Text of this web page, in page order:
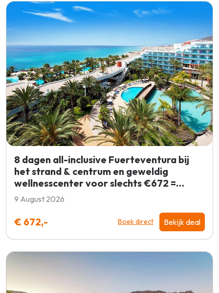
8 dagen all-inclusive Fuerteventura bij
het strand & centrum en geweldig
wellnesscenter voor slechts €672 =
BOEKEN!
9 August 2026
€ 672,- Boek direct Bekijk deal